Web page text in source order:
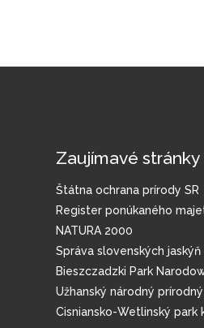
Zaujímavé stránky
Štátna ochrana prírody SR
Register ponúkaného
NATURA 2000
Správa slovenských jaskýň
Bieszczadzki Park
Užhanský národný prírodný
Cisniansko-Wetlinský park